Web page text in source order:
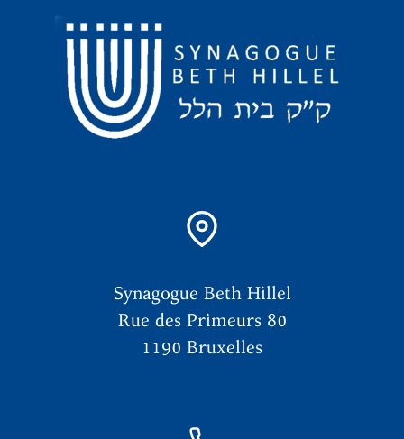
Synagogue Beth Hillel
Rue des Primeurs 80
1190 Bruxelles